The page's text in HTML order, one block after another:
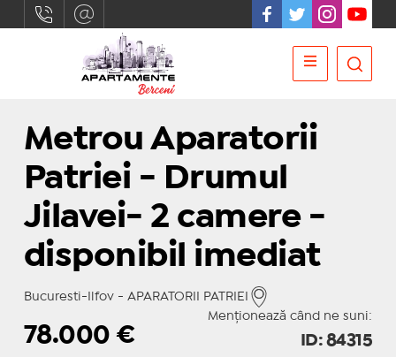
Metrou Aparatorii
Patriei - Drumul
Jilavei- 2 camere -
disponibil imediat
Bucuresti-Ilfov - APARATORII PATRIEI
Menționează când ne suni:
78.000€ ID: 84315